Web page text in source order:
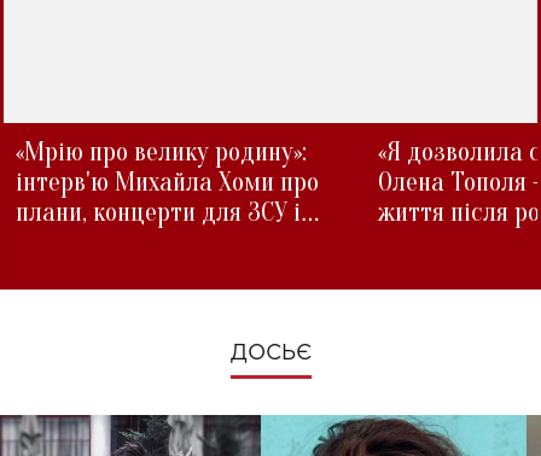
«Мрію про велику родину»:
інтерв'ю Михайла Хоми про
плани, концерти для ЗСУ і
«Я дозволила
Олена Тополя
життя після
ДОСЬЄ